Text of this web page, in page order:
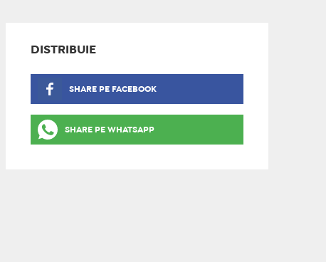
DISTRIBUIE
SHARE PE FACEBOOK
SHARE PE WHATSAPP